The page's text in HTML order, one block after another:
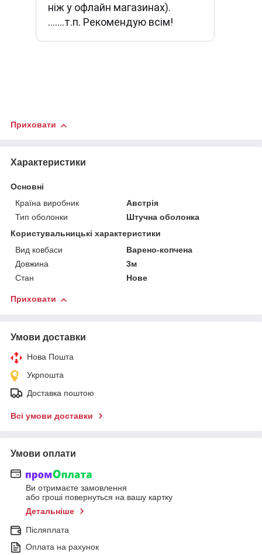
ніж у офлайн магазинах).
.......т.п. Рекомендую всім!
Приховати
Характеристики
Основні
Країна виробник
Австрія
Тип оболонки
Штучна оболонка
Користувальницькі характеристики
Вид ковбаси
Варено-копчена
Довжина
3м
Стан
Нове
Приховати
Умови доставки
Нова Пошта
Укрпошта
Доставка поштою
Всі умови доставки
Умови оплати
Ви отримаєте замовлення
або гроші повернуться на вашу картку
Детальніше
Післяплата
Оплата на рахунок